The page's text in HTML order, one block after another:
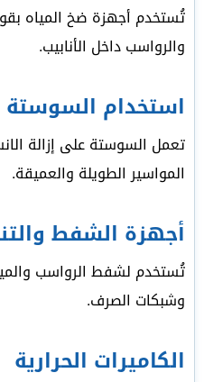
تُستخدم أجهزة ضخ المياه
والرواسب داخل الأنابيب.
استخدام السوستة
تعمل السوستة على إزالة
المواسير الطويلة والعميقة.
أجهزة الشفط
تُستخدم لشفط الرواسب
وشبكات الصرف.
الكاميرات الحرارية